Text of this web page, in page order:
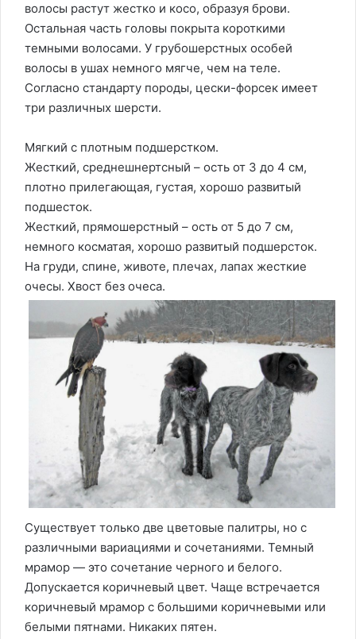
волосы растут жестко и косо, образуя брови.
Остальная часть головы покрыта короткими
темными волосами. У грубошерстных особей
волосы в ушах немного мягче, чем на теле.
Согласно стандарту породы, цески-форсек имеет
три различных шерсти.
Мягкий с плотным подшерстком.
Жесткий, среднешнертсный – ость от 3 до 4 см,
плотно прилегающая, густая, хорошо развитый
подшесток.
Жесткий, прямошерстный – ость от 5 до 7 см,
немного косматая, хорошо развитый подшерсток.
На груди, спине, животе, плечах, лапах жесткие
очесы. Хвост без очеса.
Существует только две цветовые палитры, но с
различными вариациями и сочетаниями. Темный
мрамор — это сочетание черного и белого.
Допускается коричневый цвет. Чаще встречается
коричневый мрамор с большими коричневыми или
белыми пятнами. Никаких пятен.